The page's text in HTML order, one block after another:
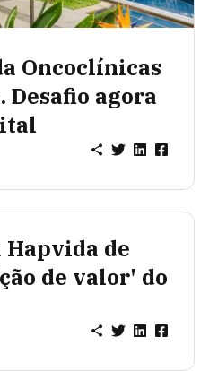
Oncoclínicas
Desafio agora
Hapvida de
de valor' do